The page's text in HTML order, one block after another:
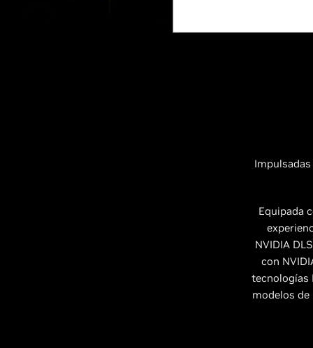
Equipada
NVIDIA
con
tecnologías
modelos de